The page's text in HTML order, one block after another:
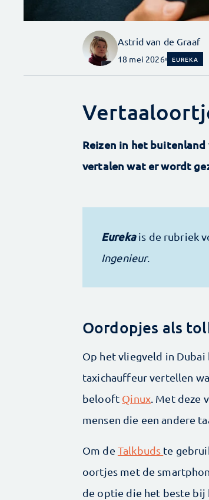
Astrid van de Graaf
18 mei 2026 EUREKA
Reizen in het
vertalen wat er wordt
Eurekais de rubriek
Ingenieur.
Oordopjes als
Op het vliegveld in
taxichauffeur vertellen
belooft Qinux. Met deze
mensen die een andere
Om de Talkbuds te
oortjes met de
de optie die het beste bij